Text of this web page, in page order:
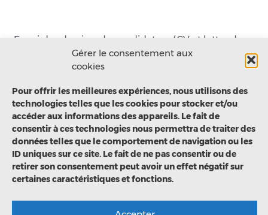
Gérer le consentement aux
cookies
Pour offrir les meilleures expériences, nous utilisons des
technologies telles que les cookies pour stocker et/ou
accéder aux informations des appareils. Le fait de
consentir à ces technologies nous permettra de traiter des
données telles que le comportement de navigation ou les
ID uniques sur ce site. Le fait de ne pas consentir ou de
retirer son consentement peut avoir un effet négatif sur
certaines caractéristiques et fonctions.
Envoi des dossiers de candidature (CV et lettre de
motivation) parmailà :francois.schmitt@cnrs.fr
https://www.univ-littoral.fr